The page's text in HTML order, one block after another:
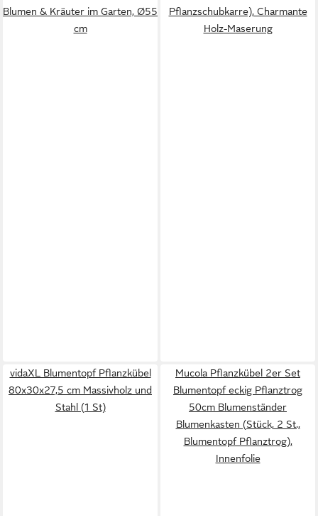
Blumen & Kräuter im Garten, Ø55
cm
Pflanzschubkarre), Charmante
Holz-Maserung
vidaXL Blumentopf Pflanzkübel
80x30x27,5 cm Massivholz und
Stahl (1 St)
Mucola Pflanzkübel 2er Set
Blumentopf eckig Pflanztrog
50cm Blumenständer
Blumenkasten (Stück, 2 St.,
Blumentopf Pflanztrog),
Innenfolie